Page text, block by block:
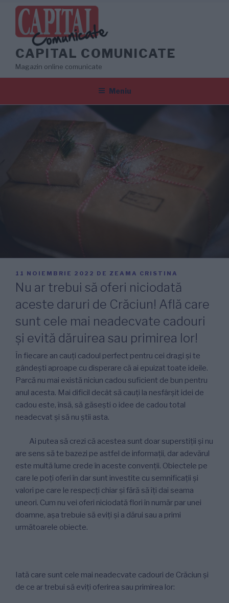
conținut
CAPITAL COMUNICATE
Magazin online comunicate
Meniu
PUBLICAT
PE
11 NOIEMBRIE 2022 DE ZEAMA CRISTINA
Nu ar trebui să oferi niciodată
aceste daruri de Crăciun! Află care
sunt cele mai neadecvate cadouri
și evită dăruirea sau primirea lor!
În fiecare an cauți cadoul perfect pentru cei dragi și te
gândești aproape cu disperare că ai epuizat toate ideile.
Parcă nu mai există niciun cadou suficient de bun pentru
anul acesta. Mai dificil decât să cauți la nesfârșit idei de
cadou este, însă, să găsești o idee de cadou total
neadecvat și să nu știi asta.
Ai putea să crezi că acestea sunt doar superstiții și nu
are sens să te bazezi pe astfel de informații, dar adevărul
este multă lume crede în aceste convenții. Obiectele pe
care le poți oferi în dar sunt investite cu semnificații și
valori pe care le respecți chiar și fără să îți dai seama
uneori. Cum nu vei oferi niciodată flori în număr par unei
doamne, așa trebuie să eviți și a dărui sau a primi
următoarele obiecte.
Iată care sunt cele mai neadecvate cadouri de Crăciun și
de ce ar trebui să eviți oferirea sau primirea lor: